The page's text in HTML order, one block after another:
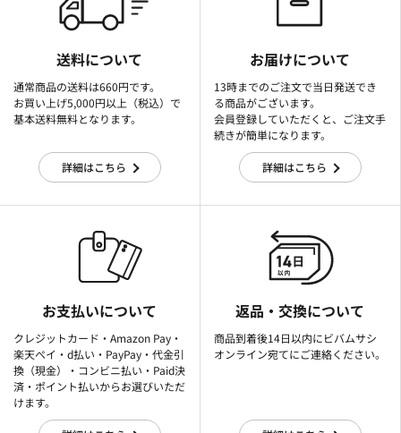
送料について
通常商品の送料は660円です。
お買い上げ5,000円以上（税込）で
基本送料無料となります。
詳細はこちら
お届けについて
13時までのご注文で当日発送でき
る商品がございます。
会員登録していただくと、ご注文手
続きが簡単になります。
詳細はこちら
お支払いについて
クレジットカード・Amazon Pay・
楽天ぺイ・d払い・PayPay・代金引
換（現金）・コンビニ払い・Paid決
済・ポイント払いからお選びいただ
けます。
返品・交換について
商品到着後14日以内にビバムサシ
オンライン宛てにご連絡ください。